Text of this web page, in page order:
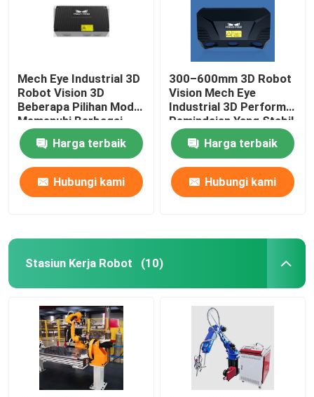
Mech Eye Industrial 3D
Robot Vision 3D
Beberapa Pilihan Model
Memenuhi Berbagai
Persyaratan Jarak
Harga terbaik
Hubungi kami
300–600mm 3D Robot
Vision Mech Eye
Industrial 3D Performa
Pemindaian Yang Stabil
Dan Andal
Harga terbaik
Hubungi kami
Stasiun Kerja Robot (10)